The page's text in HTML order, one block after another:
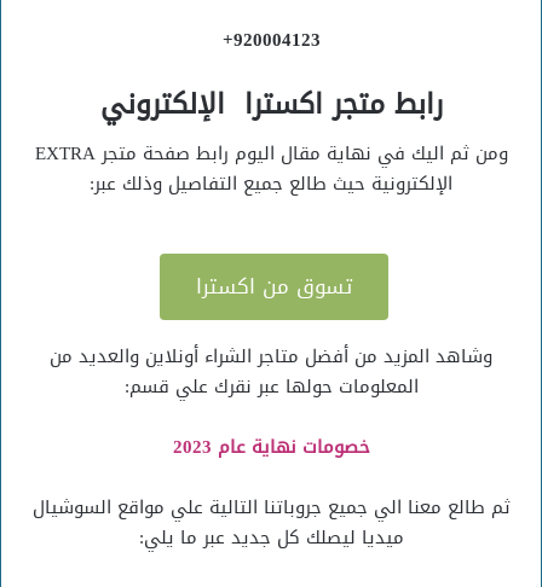
920004123+
رابط متجر اكسترا الإلكتروني
ومن ثم اليك في نهاية مقال اليوم رابط صفحة متجر EXTRA
الإلكترونية حيث طالع جميع التفاصيل وذلك عبر:
تسوق من اكسترا
وشاهد المزيد من أفضل متاجر الشراء أونلاين والعديد من
المعلومات حولها عبر نقرك علي قسم:
خصومات نهاية عام 2023
ثم طالع معنا الي جميع جروباتنا التالية علي مواقع السوشيال
ميديا ليصلك كل جديد عبر ما يلي: